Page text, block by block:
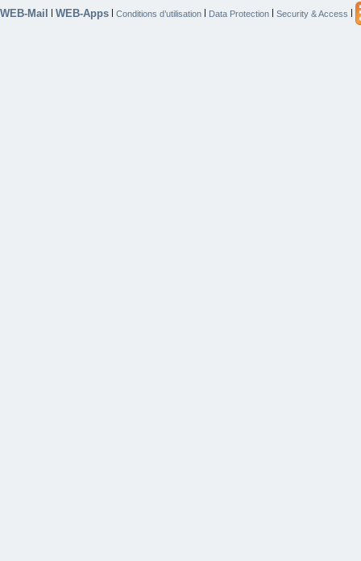
WEB-Mail | WEB-Apps | Conditions d’utilisation | Data Protection | Security & Access |